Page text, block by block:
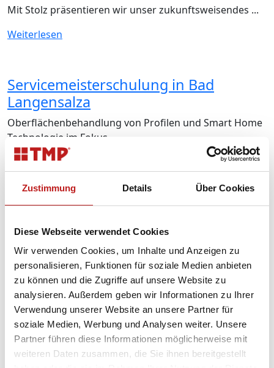
Zustimmung Details Über Cookies
Diese Webseite verwendet Cookies
Wir verwenden Cookies, um Inhalte und Anzeigen zu
personalisieren, Funktionen für soziale Medien anbieten
zu können und die Zugriffe auf unsere Website zu
analysieren. Außerdem geben wir Informationen zu Ihrer
Verwendung unserer Website an unsere Partner für
soziale Medien, Werbung und Analysen weiter. Unsere
Partner führen diese Informationen möglicherweise mit
weiteren Daten zusammen, die Sie ihnen bereitgestellt
Mit Stolz präsentieren wir unser zukunftsweisendes ...
Weiterlesen
Servicemeisterschulung in Bad
Langensalza
Oberflächenbehandlung von Profilen und Smart Home
Technologie im Fokus ...
Weiterlesen
Nachhaltige Sanierung im
Wohnungsbau
Energiesparen und Umweltschutz sind für uns mehr als
nur Trends ...
Weiterlesen
Auszeichnung für Nachhaltigkeit
Rahmen des Thüringer Nachhaltigkeitsabkommen